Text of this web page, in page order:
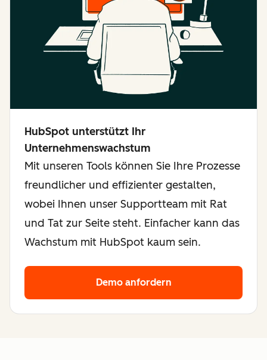
HubSpot unterstützt Ihr
Unternehmenswachstum
Mit unseren Tools können Sie Ihre Prozesse
freundlicher und effizienter gestalten,
wobei Ihnen unser Supportteam mit Rat
und Tat zur Seite steht. Einfacher kann das
Wachstum mit HubSpot kaum sein.
Demo anfordern